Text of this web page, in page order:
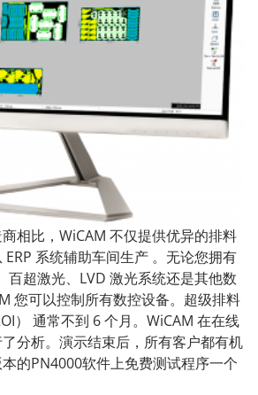
相比，WiCAM 不仅提供优异的排料
系统辅助车间生产 。无论您拥有
百超激光、LVD 激光系统还是其他数
您可以控制所有数控设备。超级排料
） 通常不到 6 个月。WiCAM 在在线
分析。演示结束后，所有客户都有机
的PN4000软件上免费测试程序一个